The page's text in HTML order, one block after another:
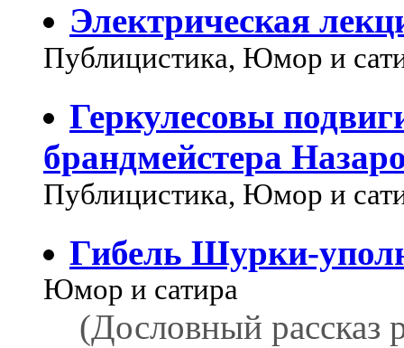
Электрическая
Публицистика, Юмор и
Геркулесовы
брандмейстера
Публицистика, Юмор и
Гибель Шурки-
Юмор и сатира
(Дословный рассказ